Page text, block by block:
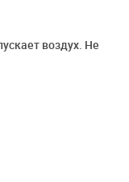
воздух. Не